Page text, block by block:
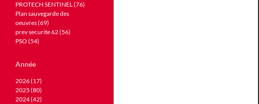
PROTECH SENTINEL (76)
Plan sauvegarde des
oeuvres (69)
prev securite 62 (56)
PSO (54)
Année
2026 (17)
2025 (80)
2024 (42)